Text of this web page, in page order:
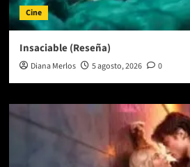
Cine
Insaciable (Reseña)
Diana Merlos 5 agosto, 2026 0